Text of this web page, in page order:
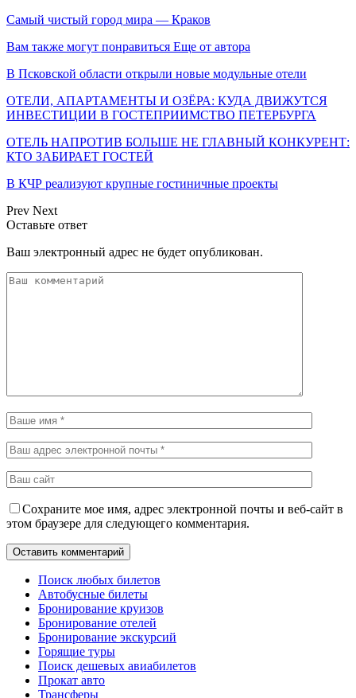
Самый чистый город мира — Краков
Вам также могут понравиться Еще от автора
В Псковской области открыли новые модульные отели
ОТЕЛИ, АПАРТАМЕНТЫ И ОЗЁРА: КУДА ДВИЖУТСЯ
ИНВЕСТИЦИИ В ГОСТЕПРИИМСТВО ПЕТЕРБУРГА
ОТЕЛЬ НАПРОТИВ БОЛЬШЕ НЕ ГЛАВНЫЙ КОНКУРЕНТ:
КТО ЗАБИРАЕТ ГОСТЕЙ
В КЧР реализуют крупные гостиничные проекты
Prev Next
Оставьте ответ
Ваш электронный адрес не будет опубликован.
Сохраните мое имя, адрес электронной почты и веб-сайт в
этом браузере для следующего комментария.
Поиск любых билетов
Автобусные билеты
Бронирование круизов
Бронирование отелей
Бронирование экскурсий
Горящие туры
Поиск дешевых авиабилетов
Прокат авто
Трансферы